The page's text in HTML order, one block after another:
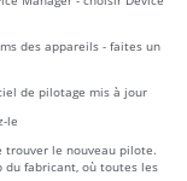
des appareils - faites un
de pilotage mis à jour
le
trouver le nouveau pilote.
fabricant, où toutes les